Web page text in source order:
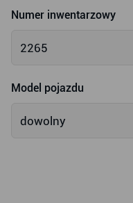
Numer inwentarzowy
2265
Model pojazdu
dowolny